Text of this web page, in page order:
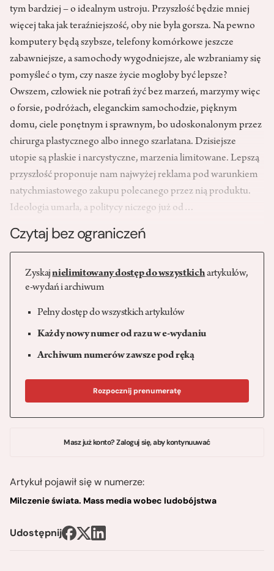
tym bardziej – o idealnym ustroju. Przyszłość będzie mniej
więcej taka jak teraźniejszość, oby nie była gorsza. Na pewno
komputery będą szybsze, telefony komórkowe jeszcze
zabawniejsze, a samochody wygodniejsze, ale wzbraniamy się
pomyśleć o tym, czy nasze życie mogłoby być lepsze?
Owszem, człowiek nie potrafi żyć bez marzeń, marzymy więc
o forsie, podróżach, eleganckim samochodzie, pięknym
domu, ciele ponętnym i sprawnym, bo udoskonalonym przez
chirurga plastycznego albo innego szarlatana. Dzisiejsze
utopie są płaskie i narcystyczne, marzenia limitowane. Lepszą
przyszłość proponuje nam najwyżej reklama pod warunkiem
natychmiastowego zakupu polecanego przez nią produktu.
Ideologia umarła, a politycy niczego już od…
Czytaj bez ograniczeń
Zyskajnielimitowany dostęp do wszystkichartykułów,
e-wydań i archiwum
Pełny dostęp do wszystkich artykułów
Każdy nowy numer od razu w e-wydaniu
Archiwum numerów zawsze pod ręką
Rozpocznij prenumeratę
Masz już konto? Zaloguj się, aby kontynuuwać
Artykuł pojawił się w numerze:
Milczenie świata. Mass media wobec ludobójstwa
Udostępnij